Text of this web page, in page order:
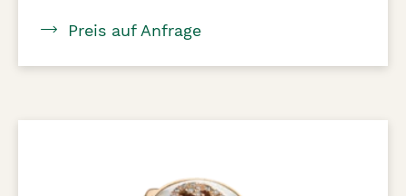
Preis auf Anfrage